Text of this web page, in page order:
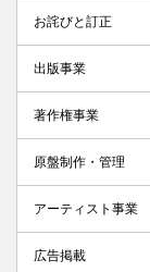
お詫びと訂正
出版事業
著作権事業
原盤制作・管理
アーティスト事業
広告掲載